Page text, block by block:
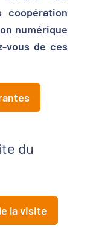
numérique
vous de ces
du
la visite